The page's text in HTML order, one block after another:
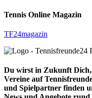
Tennis Online Magazin
TF24magazin
Du wirst in Zukunft Dich,
Vereine auf
und Spielpartner finden